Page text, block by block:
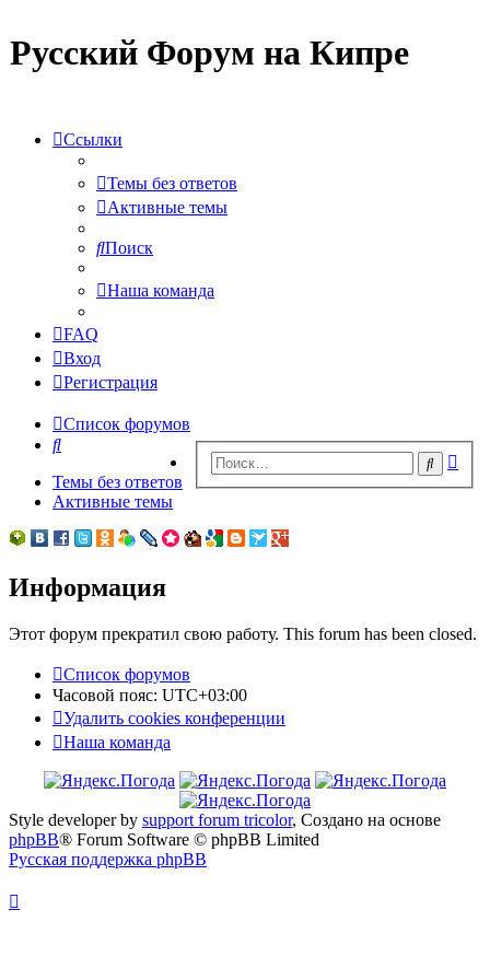
Русский Форум на Кипре
Ссылки
Темы без ответов
Активные темы
Поиск
Наша команда
FAQ
Вход
Регистрация
Список форумов
Поиск
Поиск
Темы без ответов
Активные темы
Информация
Этот форум прекратил свою работу. This forum has been closed.
Список форумов
Часовой пояс: UTC+03:00
Удалить cookies конференции
Наша команда
Style developer by support forum tricolor, Создано на основе
phpBB® Forum Software © phpBB Limited
Русская поддержка phpBB